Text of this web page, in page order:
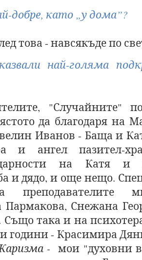
добре, като „у дома”?
това - навсякъде по
най-голяма
"Случайните"
да благодаря на
Иванов - Баща и
и ангел пазител-
на Катя и
и дядо, и още нещо.
преподавателите
Пармакова, Снежана
така и на
години - Красимира
-
мои "духовни